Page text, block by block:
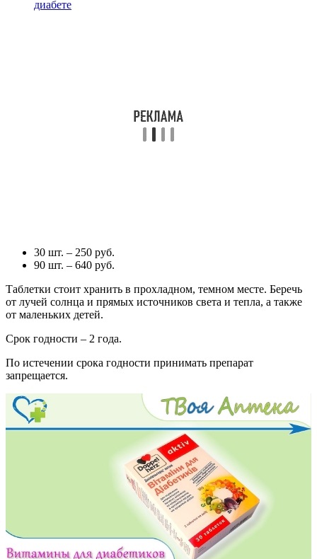
диабете
30 шт. – 250 руб.
90 шт. – 640 руб.
Таблетки стоит хранить в прохладном, темном месте. Беречь
от лучей солнца и прямых источников света и тепла, а также
от маленьких детей.
Срок годности – 2 года.
По истечении срока годности принимать препарат
запрещается.